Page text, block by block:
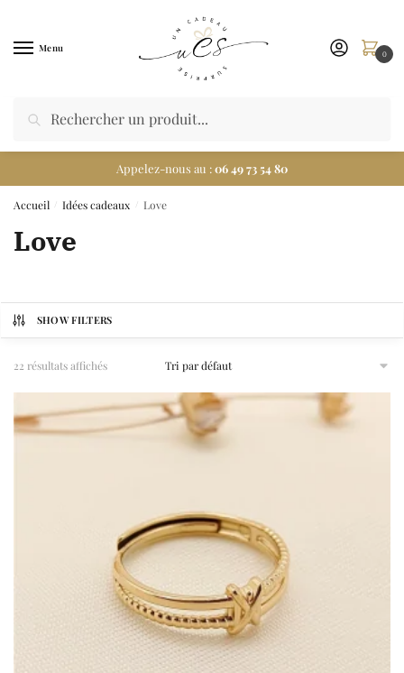
Menu 0
Appelez-nous au :06 49 73 54 80
Accueil Idées cadeaux Love
Love
SHOW FILTERS
22 résultats affichés